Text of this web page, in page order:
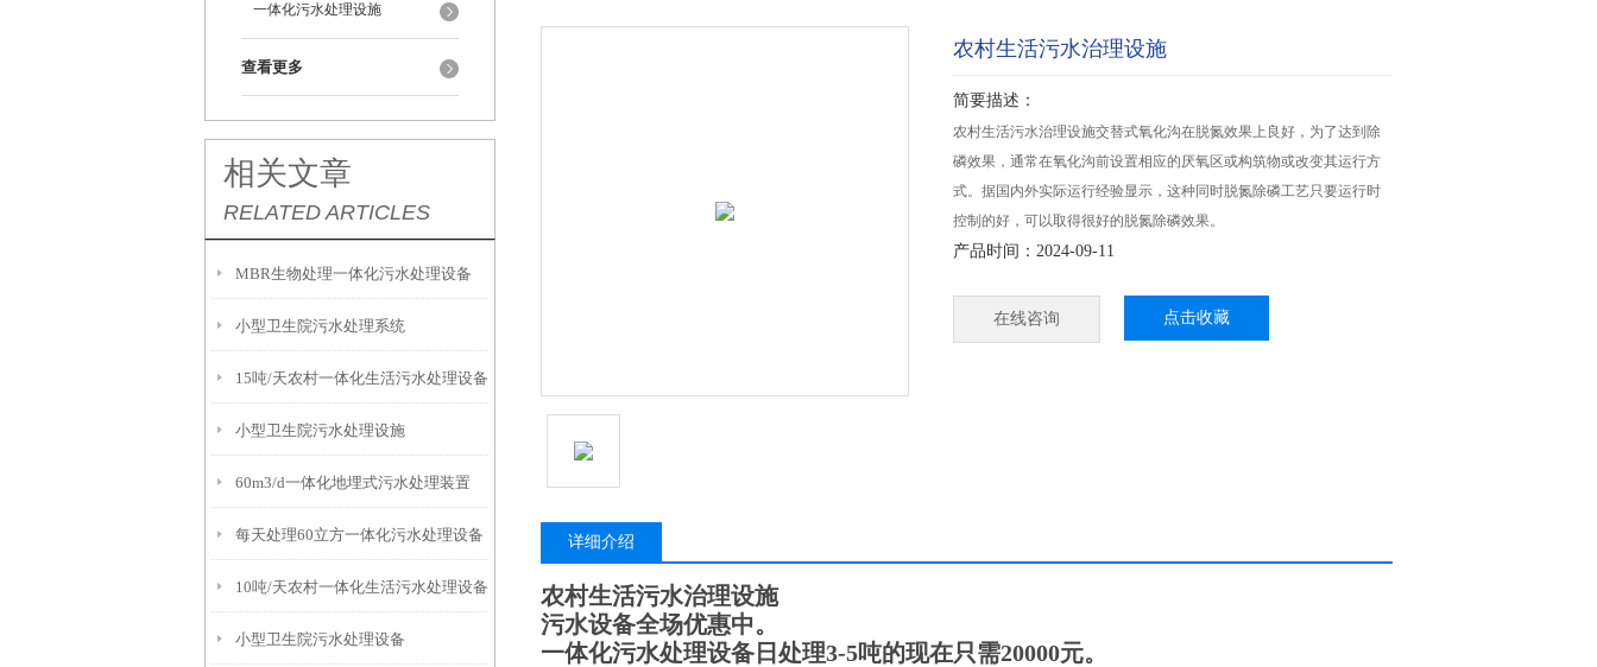
一体化污水处理设施
查看更多
相关文章
RELATED ARTICLES
MBR生物处理一体化污水处理设备
小型卫生院污水处理系统
15吨/天农村一体化生活污水处理设备
小型卫生院污水处理设施
60m3/d一体化地埋式污水处理装置
每天处理60立方一体化污水处理设备
10吨/天农村一体化生活污水处理设备
小型卫生院污水处理设备
农村生活污水治理设施
简要描述：
农村生活污水治理设施交替式氧化沟在脱氮效果上良好，为了达到除
磷效果，通常在氧化沟前设置相应的厌氧区或构筑物或改变其运行方
式。据国内外实际运行经验显示，这种同时脱氮除磷工艺只要运行时
控制的好，可以取得很好的脱氮除磷效果。
产品时间：2024-09-11
在线咨询 点击收藏
详细介绍
农村生活污水治理设施
污水设备全场优惠中。
一体化污水处理设备日处理3-5吨的现在只需20000元。